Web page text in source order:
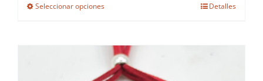
Seleccionar opcionesEste
múltiples
variantes.
Detalles